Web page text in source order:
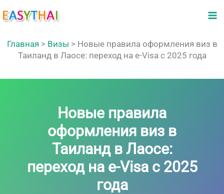
к
Главная > Визы > Новые правила оформления виз в
Таиланд в Лаосе: переход на e-Visa с 2025 года
Новые правила
оформления виз в
Таиланд в Лаосе:
переход на e-Visa с 2025
года